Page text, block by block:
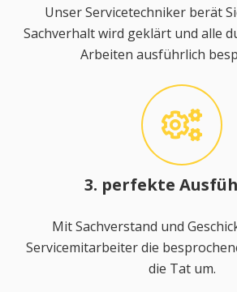
Unser Servicetechniker berät
Sachverhalt wird geklärt und alle
Arbeiten ausführlich
3. perfekte
Mit Sachverstand und
Servicemitarbeiter die
die Tat um.